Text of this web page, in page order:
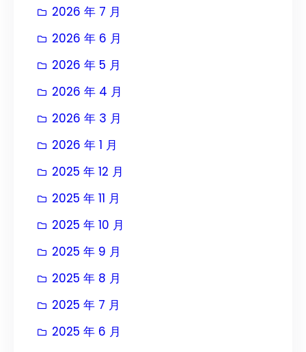
2026 年 7 月
2026 年 6 月
2026 年 5 月
2026 年 4 月
2026 年 3 月
2026 年 1 月
2025 年 12 月
2025 年 11 月
2025 年 10 月
2025 年 9 月
2025 年 8 月
2025 年 7 月
2025 年 6 月